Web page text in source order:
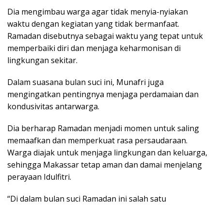
Dia mengimbau warga agar tidak menyia-nyiakan
waktu dengan kegiatan yang tidak bermanfaat.
Ramadan disebutnya sebagai waktu yang tepat untuk
memperbaiki diri dan menjaga keharmonisan di
lingkungan sekitar.
Dalam suasana bulan suci ini, Munafri juga
mengingatkan pentingnya menjaga perdamaian dan
kondusivitas antarwarga.
Dia berharap Ramadan menjadi momen untuk saling
memaafkan dan memperkuat rasa persaudaraan.
Warga diajak untuk menjaga lingkungan dan keluarga,
sehingga Makassar tetap aman dan damai menjelang
perayaan Idulfitri.
“Di dalam bulan suci Ramadan ini salah satu